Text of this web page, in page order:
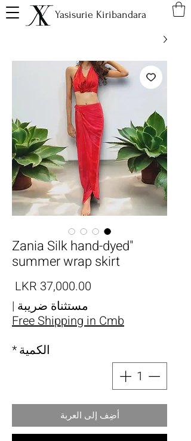
Yasisurie Kiribandara
"Zania Silk hand-dyed
summer wrap skirt
مستثناة ضريبة |
Free Shipping in Cmb
الكمية*
أضِف إلى العربة